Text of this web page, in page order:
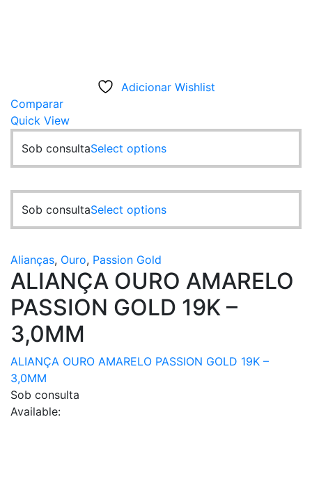
Adicionar Wishlist
Comparar
Quick View
Sob consultaSelect optionsThis
product
multiple
variants.
The
be
chosen
on
page
Sob consultaSelect optionsThis
product
variants.
The
options
chosen
Alianças, Ouro, Passion Gold
ALIANÇA OURO AMARELO
PASSION GOLD 19K –
3,0MM
ALIANÇA OURO AMARELO PASSION GOLD 19K –
3,0MM
Sob consulta
Available: